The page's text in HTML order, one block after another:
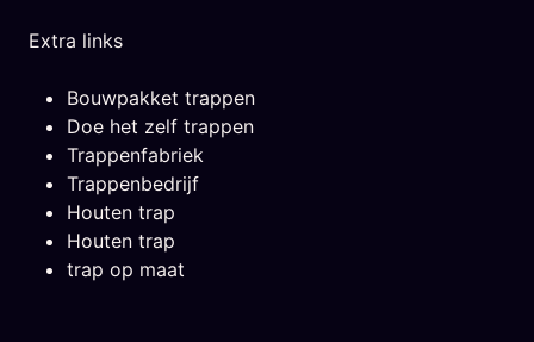
Extra links
Bouwpakket trappen
Doe het zelf trappen
Trappenfabriek
Trappenbedrijf
Houten trap
Houten trap
trap op maat